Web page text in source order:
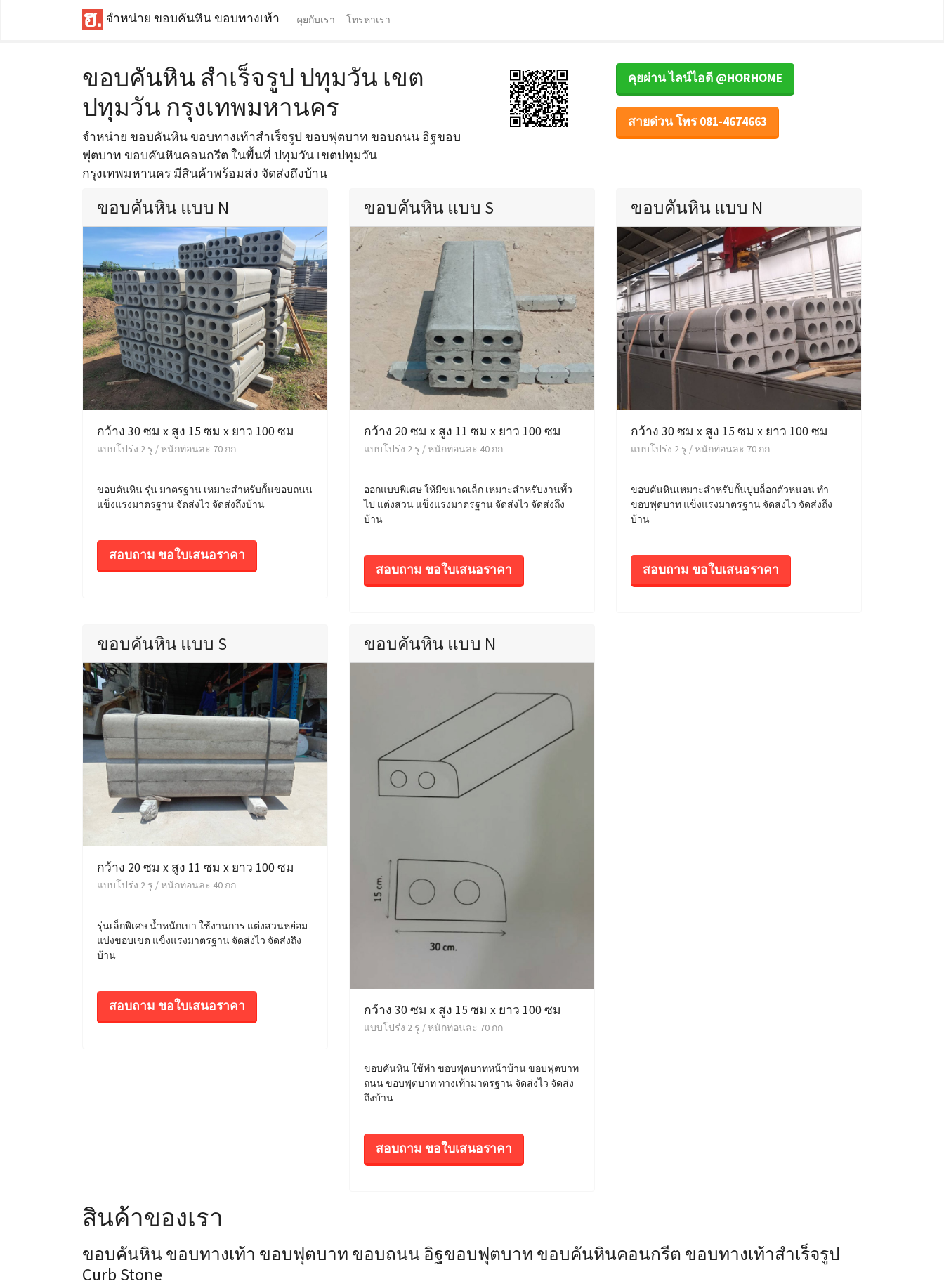
จำหน่าย ขอบคันหิน ขอบทางเท้า คุยกับเรา โทรหาเรา
ขอบคันหิน สำเร็จรูป ปทุมวัน เขต
ปทุมวัน กรุงเทพมหานคร
จำหน่าย ขอบคันหิน ขอบทางเท้าสำเร็จรูป ขอบฟุตบาท ขอบถนน อิฐขอบ
ฟุตบาท ขอบคันหินคอนกรีต ในพื้นที่ ปทุมวัน เขตปทุมวัน
กรุงเทพมหานคร มีสินค้าพร้อมส่ง จัดส่งถึงบ้าน
คุยผ่าน ไลน์ไอดี @HORHOME
สายด่วน โทร 081-4674663
ขอบคันหิน แบบ N
กว้าง 30 ซม x สูง 15 ซม x ยาว 100 ซม
แบบโปร่ง 2 รู / หนักท่อนละ 70 กก
ขอบคันหิน รุ่น มาตรฐาน เหมาะสำหรับกั้นขอบถนน
แข็งแรงมาตรฐาน จัดส่งไว จัดส่งถึงบ้าน
สอบถาม ขอใบเสนอราคา
ขอบคันหิน แบบ S
กว้าง 20 ซม x สูง 11 ซม x ยาว 100 ซม
แบบโปร่ง 2 รู / หนักท่อนละ 40 กก
ออกแบบพิเศษ ให้มีขนาดเล็ก เหมาะสำหรับงานทั้ว
ไป แต่งสวน แข็งแรงมาตรฐาน จัดส่งไว จัดส่งถึง
บ้าน
สอบถาม ขอใบเสนอราคา
ขอบคันหิน แบบ N
กว้าง 30 ซม x สูง 15 ซม x ยาว 100 ซม
แบบโปร่ง 2 รู / หนักท่อนละ 70 กก
ขอบคันหินเหมาะสำหรับกั้นปูบล็อกตัวหนอน ทำ
ขอบฟุตบาท แข็งแรงมาตรฐาน จัดส่งไว จัดส่งถึง
บ้าน
สอบถาม ขอใบเสนอราคา
ขอบคันหิน แบบ S
กว้าง 20 ซม x สูง 11 ซม x ยาว 100 ซม
แบบโปร่ง 2 รู / หนักท่อนละ 40 กก
รุ่นเล็กพิเศษ น้ำหนักเบา ใช้งานการ แต่งสวนหย่อม
แบ่งขอบเขต แข็งแรงมาตรฐาน จัดส่งไว จัดส่งถึง
บ้าน
สอบถาม ขอใบเสนอราคา
ขอบคันหิน แบบ N
กว้าง 30 ซม x สูง 15 ซม x ยาว 100 ซม
แบบโปร่ง 2 รู / หนักท่อนละ 70 กก
ขอบคันหิน ใช้ทำ ขอบฟุตบาทหน้าบ้าน ขอบฟุตบาท
ถนน ขอบฟุตบาท ทางเท้ามาตรฐาน จัดส่งไว จัดส่ง
ถึงบ้าน
สอบถาม ขอใบเสนอราคา
สินค้าของเรา
ขอบคันหิน ขอบทางเท้า ขอบฟุตบาท ขอบถนน อิฐขอบฟุตบาท ขอบคันหินคอนกรีต ขอบทางเท้าสำเร็จรูป
Curb Stone